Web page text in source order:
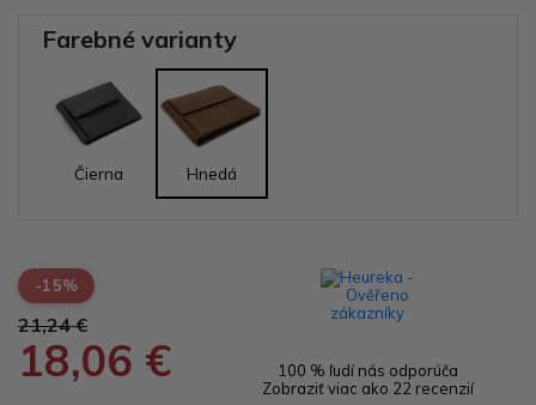
Farebné varianty
Čierna Hnedá
-15%
21,24 €
18,06 €
100 % ľudí nás odporúča
Zobraziť viac ako 22 recenzií